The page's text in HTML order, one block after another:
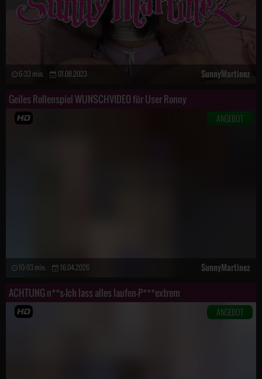
6:33 min. 01.08.2023 SunnyMartinez
Geiles Rollenspiel WUNSCHVIDEO für User Ronny
ANGEBOT
10:03 min. 16.04.2026 SunnyMartinez
ACHTUNG n**s-Ich lass alles laufen-P***extrem
ANGEBOT